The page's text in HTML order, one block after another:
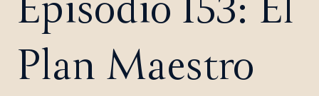
Plan Maestro